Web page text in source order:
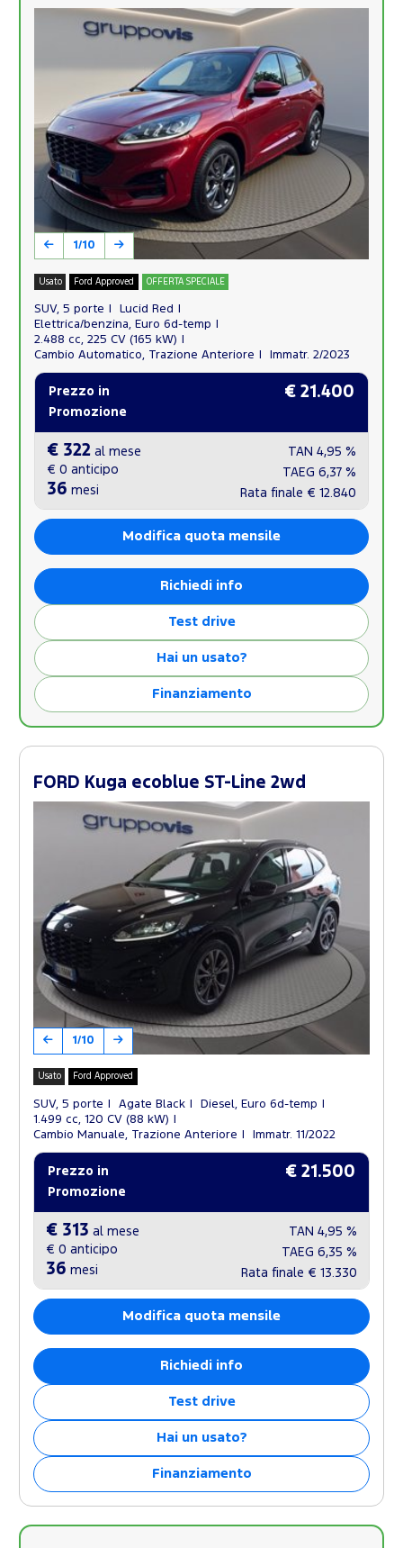
1/10
Usato Ford Approved OFFERTA SPECIALE
SUV, 5 porte
Lucid Red
Elettrica/benzina, Euro 6d-temp
2.488 cc, 225 CV (165 kW)
Cambio Automatico, Trazione Anteriore
Immatr. 2/2023
Prezzo in
Promozione
€ 21.400
€ 322 al mese
€ 0 anticipo
36 mesi
TAN 4,95 %
TAEG 6,37 %
Rata finale € 12.840
Modifica quota mensile
Richiedi info
Test drive
Hai un usato?
Finanziamento
FORD Kuga ecoblue ST-Line 2wd
1/10
Usato Ford Approved
SUV, 5 porte Agate Black
Diesel, Euro 6d-temp
1.499 cc, 120 CV (88 kW)
Cambio Manuale, Trazione Anteriore
Immatr. 11/2022
Prezzo in
Promozione
€ 21.500
€ 313 al mese
€ 0 anticipo
36 mesi
TAN 4,95 %
TAEG 6,35 %
Rata finale € 13.330
Modifica quota mensile
Richiedi info
Test drive
Hai un usato?
Finanziamento